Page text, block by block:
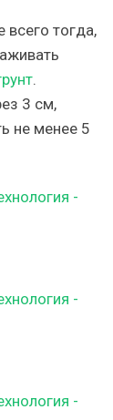
всего тогда,
.
3 см,
не менее 5